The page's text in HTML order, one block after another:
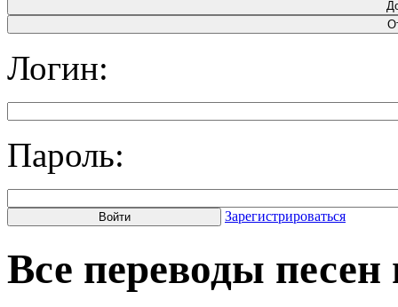
Логин:
Пароль:
Зарегистрироваться
Все переводы